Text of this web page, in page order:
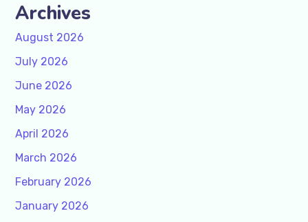
Archives
August 2026
July 2026
June 2026
May 2026
April 2026
March 2026
February 2026
January 2026